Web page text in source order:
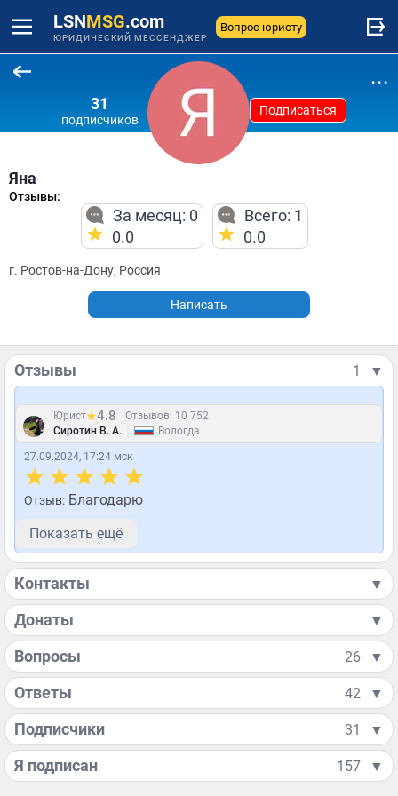
LSNMSG.com
ЮРИДИЧЕСКИЙ МЕССЕНДЖЕР
Вопрос юристу
31
подписчиков
Подписаться
...
Яна
Отзывы:
За месяц: 0
0.0
Всего: 1
0.0
г. Ростов-на-Дону, Россия
Написать
Отзывы 1 ▼
Юрист 4.8
Отзывов: 10 752
Сиротин В. А.
Вологда
27.09.2024, 17:24 мск
Отзыв: Благодарю
Показать ещё
Контакты ▼
Донаты ▼
Вопросы 26 ▼
Ответы 42 ▼
Подписчики 31 ▼
Я подписан 157 ▼